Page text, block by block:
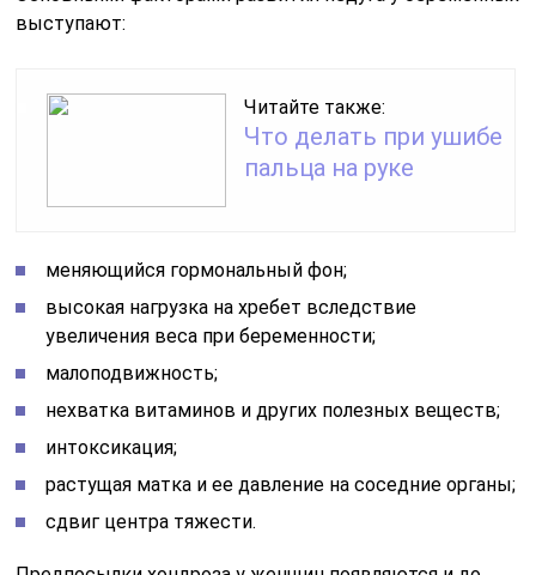
выступают:
Читайте также:
Что делать при ушибе
пальца на руке
меняющийся гормональный фон;
высокая нагрузка на хребет вследствие
увеличения веса при беременности;
малоподвижность;
нехватка витаминов и других полезных веществ;
интоксикация;
растущая матка и ее давление на соседние органы;
сдвиг центра тяжести.